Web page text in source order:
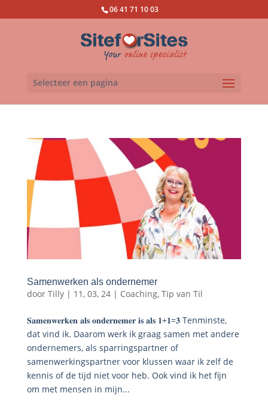
06 41 71 10 03
Selecteer een pagina
Samenwerken als ondernemer
door Tilly| 11, 03, 24| Coaching, Tip van Til
𝐒𝐚𝐦𝐞𝐧𝐰𝐞𝐫𝐤𝐞𝐧 𝐚𝐥𝐬 𝐨𝐧𝐝𝐞𝐫𝐧𝐞𝐦𝐞𝐫 𝐢𝐬 𝐚𝐥𝐬 𝟏+𝟏=𝟑 Tenminste,
dat vind ik. Daarom werk ik graag samen met andere
ondernemers, als sparringspartner of
samenwerkingspartner voor klussen waar ik zelf de
kennis of de tijd niet voor heb. Ook vind ik het fijn
om met mensen in mijn...